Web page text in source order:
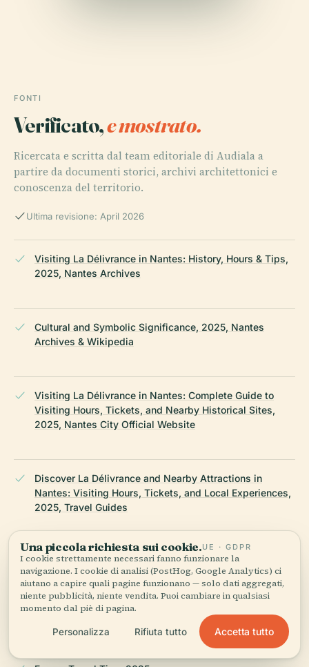
FONTI
Verificato,e mostrato.
Ricercata e scritta dal team editoriale di Audiala a
partire da documenti storici, archivi architettonici e
conoscenza del territorio.
Ultima revisione: April 2026
Visiting La Délivrance in Nantes: History, Hours & Tips,
2025, Nantes Archives
Cultural and Symbolic Significance, 2025, Nantes
Archives & Wikipedia
Visiting La Délivrance in Nantes: Complete Guide to
Visiting Hours, Tickets, and Nearby Historical Sites,
2025, Nantes City Official Website
Discover La Délivrance and Nearby Attractions in
Nantes: Visiting Hours, Tickets, and Local Experiences,
2025, Travel Guides
Nantes Tourist Office, 2025
Audiala App, 2025
Una piccola richiesta sui cookie.UE · GDPR
I cookie strettamente necessari fanno funzionare la
navigazione. I cookie di analisi (PostHog, Google Analytics) ci
aiutano a capire quali pagine funzionano — solo dati aggregati,
niente pubblicità, niente vendita. Puoi cambiare in qualsiasi
momento dal piè di pagina.
Personalizza Rifiuta tutto Accetta tutto